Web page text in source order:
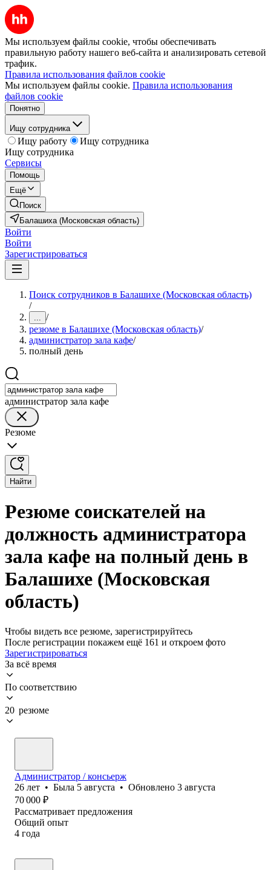
Мы используем файлы cookie, чтобы обеспечивать
правильную работу нашего веб-сайта и анализировать сетевой
трафик.
Правила использования файлов cookie
Мы используем файлы cookie. Правила использования
файлов cookie
Понятно
Ищу сотрудника
Ищу работу
Ищу сотрудника
Ищу сотрудника
Сервисы
Помощь
Ещё
Поиск
Балашиха (Московская область)
Войти
Войти
Зарегистрироваться
Поиск сотрудников в Балашихе (Московская область)
/
... /
резюме в Балашихе (Московская область)/
администратор зала кафе/
полный день
администратор зала кафе
Резюме
Найти
Резюме соискателей на
должность администратора
зала кафе на полный день в
Балашихе (Московская
область)
Чтобы видеть все резюме, зарегистрируйтесь
После регистрации покажем ещё 161 и откроем фото
Зарегистрироваться
За всё время
По соответствию
20 резюме
Администратор / консьерж
26 лет • Была 5 августа • Обновлено 3 августа
70 000 ₽
Рассматривает предложения
Общий опыт
4 года